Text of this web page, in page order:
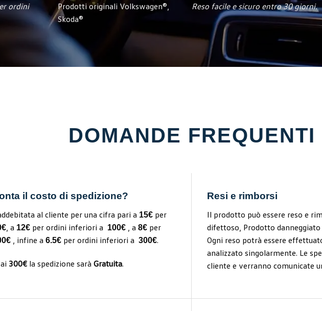
ordini
Prodotti originali Volkswagen®,
Skoda®
Reso facile e sicuro entro 30 giorni.
DOMANDE FREQUENTI
il costo di spedizione?
al cliente per una cifra pari a 15€ per
, a 12€ per ordini inferiori a 100€ , a 8€ per
, infine a 6.5€ per ordini inferiori a 300€.
ai 300€ la spedizione sarà Gratuita.
Resi e rimborsi
Il prodotto può essere reso e
difettoso, Prodotto danneggiato
Ogni reso potrà essere
analizzato singolarmente. Le
cliente e verranno comunicate